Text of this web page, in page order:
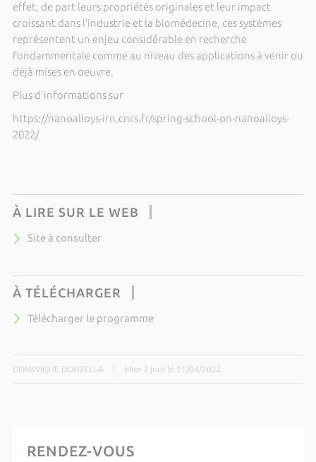
effet, de part leurs propriétés originales et leur impact
croissant dans l’industrie et la biomédecine, ces systèmes
représentent un enjeu considérable en recherche
fondammentale comme au niveau des applications à venir ou
déjà mises en oeuvre.
Plus d'informations sur
https://nanoalloys-irn.cnrs.fr/spring-school-on-nanoalloys-
2022/
À LIRE SUR LE WEB
Site à consulter
À TÉLÉCHARGER
Télécharger le programme
DOMINIQUE DONZELLA Mise à jour le 21/04/2022
RENDEZ-VOUS